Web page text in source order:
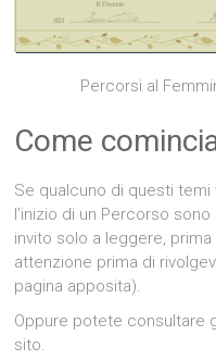
Percorsi al
Come
Se qualcuno di questi
l’inizio di un Percorso
invito solo a leggere,
attenzione prima di
pagina apposita).
Oppure potete consultare
sito.